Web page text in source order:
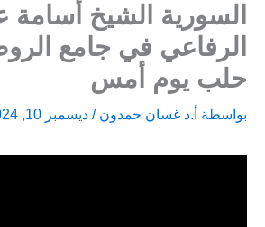
السورية الشيخ أسامة
الرفاعي في جامع
حلب يوم أمس
بواسطة أ.د غسان حمدون/ ديسمبر 10, 2024